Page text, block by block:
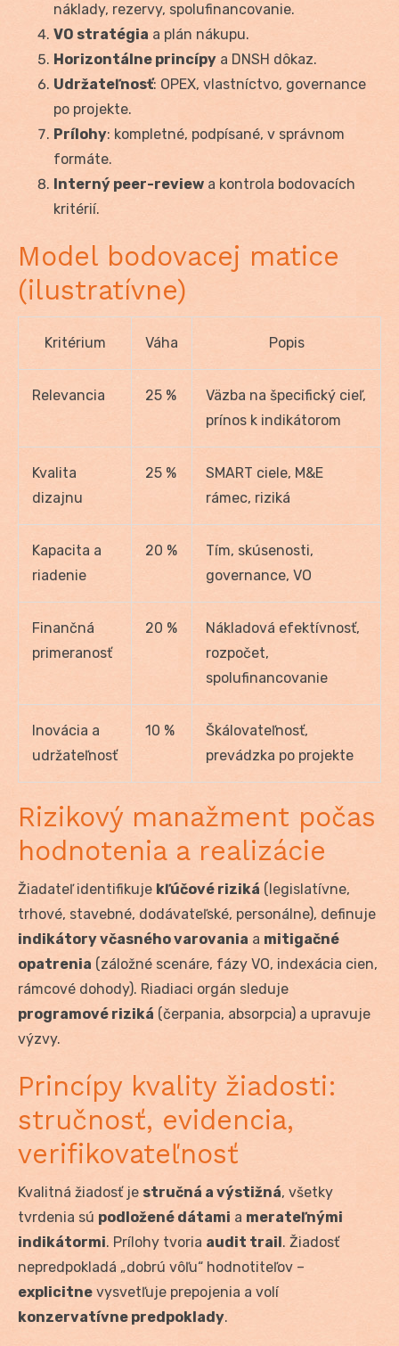
náklady, rezervy, spolufinancovanie.
VO stratégia a plán nákupu.
Horizontálne princípy a DNSH dôkaz.
Udržateľnosť: OPEX, vlastníctvo, governance
po projekte.
Prílohy: kompletné, podpísané, v správnom
formáte.
Interný peer-review a kontrola bodovacích
kritérií.
Model bodovacej matice
(ilustratívne)
Kritérium Váha Popis
Relevancia 25 %
Väzba na špecifický cieľ,
prínos k indikátorom
Kvalita
dizajnu
25 %
SMART ciele, M&E
rámec, riziká
Kapacita a
riadenie
20 %
Tím, skúsenosti,
governance, VO
Finančná
primeranosť
20 %
Nákladová efektívnosť,
rozpočet,
spolufinancovanie
Inovácia a
udržateľnosť
10 %
Škálovateľnosť,
prevádzka po projekte
Rizikový manažment počas
hodnotenia a realizácie
Žiadateľ identifikuje kľúčové riziká (legislatívne,
trhové, stavebné, dodávateľské, personálne), definuje
indikátory včasného varovania a mitigačné
opatrenia (záložné scenáre, fázy VO, indexácia cien,
rámcové dohody). Riadiaci orgán sleduje
programové riziká (čerpania, absorpcia) a upravuje
výzvy.
Princípy kvality žiadosti:
stručnosť, evidencia,
verifikovateľnosť
Kvalitná žiadosť je stručná a výstižná, všetky
tvrdenia sú podložené dátami a merateľnými
indikátormi. Prílohy tvoria audit trail. Žiadosť
nepredpokladá „dobrú vôľu“ hodnotiteľov –
explicitne vysvetľuje prepojenia a volí
konzervatívne predpoklady.